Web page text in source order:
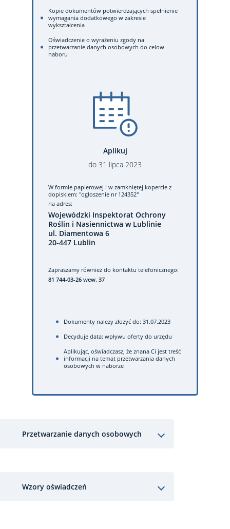
Kopie dokumentów potwierdzających spełnienie
wymagania dodatkowego w zakresie
wykształcenia
Oświadczenie o wyrażeniu zgody na
przetwarzanie danych osobowych do celow
naboru
Aplikuj
do 31 lipca 2023
W formie papierowej i w zamkniętej kopercie z
dopiskiem: "ogłoszenie nr 124352"
na adres:
Wojewódzki Inspektorat Ochrony
Roślin i Nasiennictwa w Lublinie
ul. Diamentowa 6
20-447 Lublin
Zapraszamy również do kontaktu telefonicznego:
81 744-03-26 wew. 37
Dokumenty należy złożyć do: 31.07.2023
Decyduje data: wpływu oferty do urzędu
Aplikując, oświadczasz, że znana Ci jest treść
informacji na temat przetwarzania danych
osobowych w naborze
Przetwarzanie danych osobowych
Wzory oświadczeń